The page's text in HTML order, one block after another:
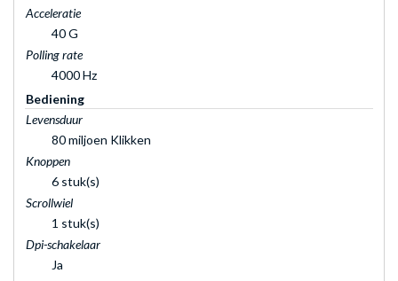
Acceleratie
40 G
Polling rate
4000 Hz
Bediening
Levensduur
80 miljoen Klikken
Knoppen
6 stuk(s)
Scrollwiel
1 stuk(s)
Dpi-schakelaar
Ja